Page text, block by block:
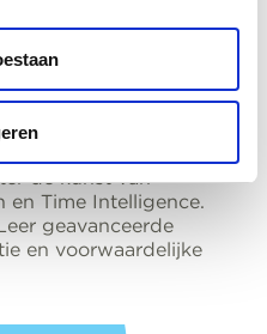
: Verken de
en meer.
in.
grip op de DAX-
de kunst van
en Time Intelligence.
geavanceerde
en voorwaardelijke